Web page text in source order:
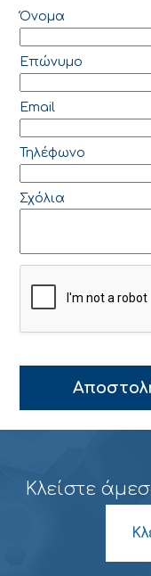
Όνομα
Επώνυμο
Email
Τηλέφωνο
Σχόλια
Κλείστε